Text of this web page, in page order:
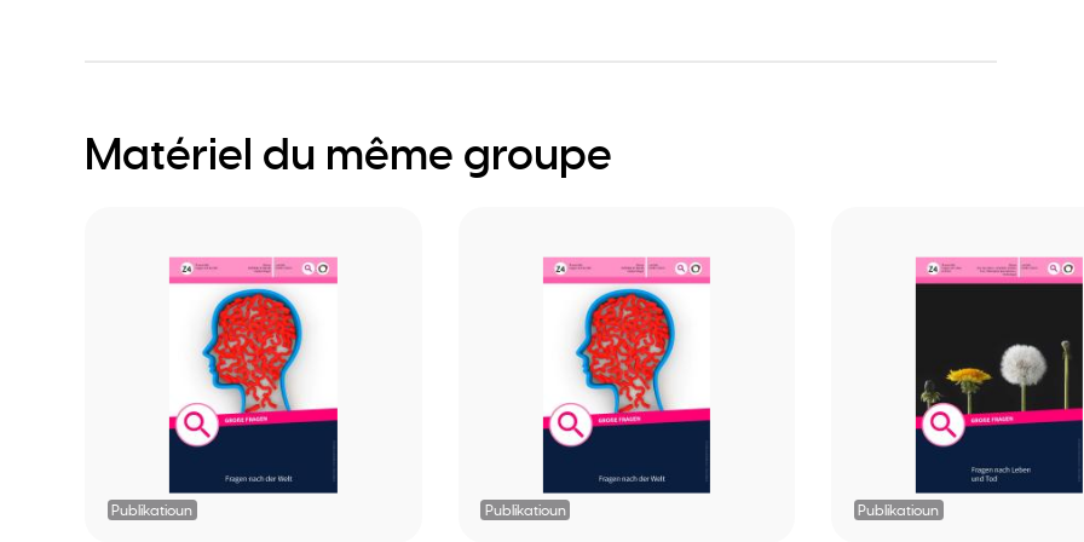
Matériel du même groupe
Publikatioun Publikatioun Publikatioun